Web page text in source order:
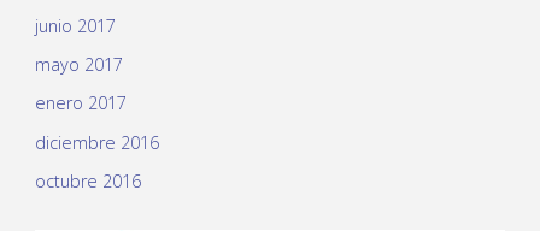
junio 2017
mayo 2017
enero 2017
diciembre 2016
octubre 2016